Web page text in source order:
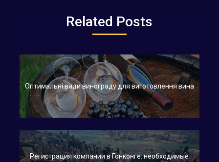
Related Posts
Оптимальні види винограду для виготовлення вина
Регистрация компании в Гонконге: необходимые